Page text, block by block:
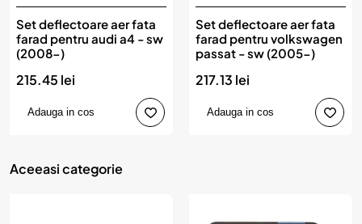
Set deflectoare aer fata
farad pentru audi a4 - sw
(2008-)
215.45 lei
Adauga in cos
Set deflectoare aer fata
farad pentru volkswagen
passat - sw (2005-)
217.13 lei
Adauga in cos
Aceeasi categorie